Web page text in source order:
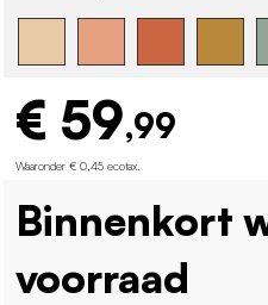
€ 59,99
Waaronder € 0,45 ecotax
Binnenkort
voorraad